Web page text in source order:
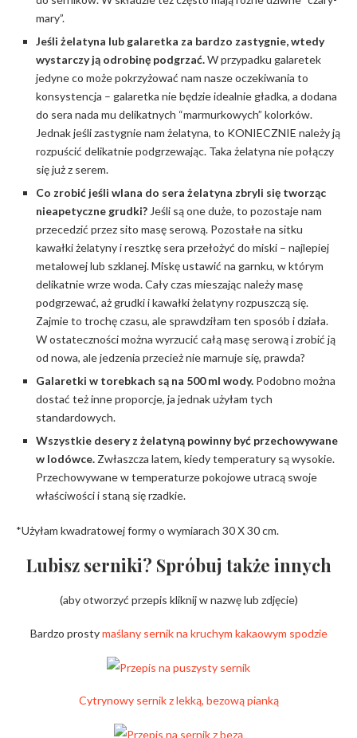
mary”.
Jeśli żelatyna lub galaretka za bardzo zastygnie, wtedy
wystarczy ją odrobinę podgrzać.W przypadku galaretek
jedyne co może pokrzyżować nam nasze oczekiwania to
konsystencja – galaretka nie będzie idealnie gładka, a dodana
do sera nada mu delikatnych “marmurkowych” kolorków.
Jednak jeśli zastygnie nam żelatyna, to KONIECZNIE należy ją
rozpuścić delikatnie podgrzewając. Taka żelatyna nie połączy
się już z serem.
Co zrobić jeśli wlana do sera żelatyna zbryli się tworząc
nieapetyczne grudki? Jeśli są one duże, to pozostaje nam
przecedzić przez sito masę serową. Pozostałe na sitku
kawałki żelatyny i resztkę sera przełożyć do miski – najlepiej
metalowej lub szklanej. Miskę ustawić na garnku, w którym
delikatnie wrze woda. Cały czas mieszając należy masę
podgrzewać, aż grudki i kawałki żelatyny rozpuszczą się.
Zajmie to trochę czasu, ale sprawdziłam ten sposób i działa.
W ostateczności można wyrzucić całą masę serową i zrobić ją
od nowa, ale jedzenia przecież nie marnuje się, prawda?
Galaretki w torebkach są na 500 ml wody. Podobno można
dostać też inne proporcje, ja jednak użyłam tych
standardowych.
Wszystkie desery z żelatyną powinny być przechowywane
w lodówce. Zwłaszcza latem, kiedy temperatury są wysokie.
Przechowywane w temperaturze pokojowe utracą swoje
właściwości i staną się rzadkie.
*Użyłam kwadratowej formy o wymiarach 30 X 30 cm.
Lubisz serniki? Spróbuj także innych
(aby otworzyć przepis kliknij w nazwę lub zdjęcie)
Bardzo prostymaślany sernik na kruchym kakaowym spodzie
Cytrynowy sernik z lekką, bezową pianką